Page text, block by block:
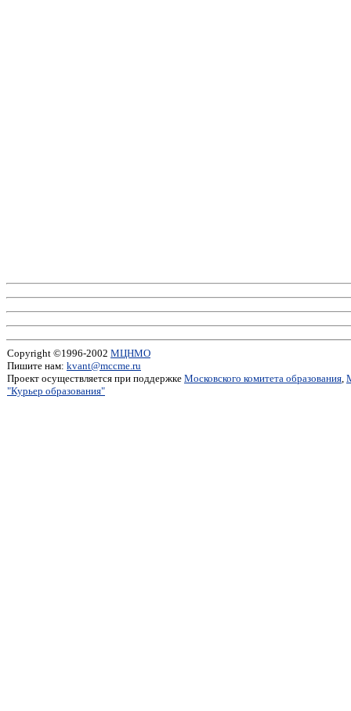
Copyright ©1996-2002 МЦНМО
Пишите нам: kvant@mccme.ru
Проект осуществляется при поддержке Московского комитета образования,
"Курьер образования"